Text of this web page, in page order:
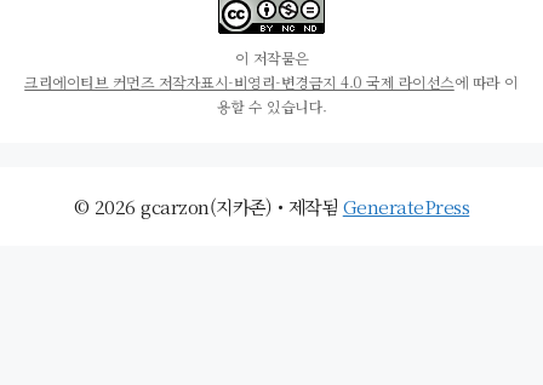
이 저작물은
크리에이티브 커먼즈 저작자표시-비영리-변경금지 4.0 국제 라이선스에 따라 이
용할 수 있습니다.
© 2026 gcarzon(지카존) • 제작됨 GeneratePress